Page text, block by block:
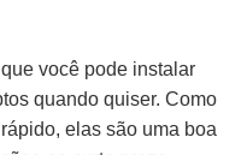
você pode instalar
quando quiser. Como
elas são uma boa